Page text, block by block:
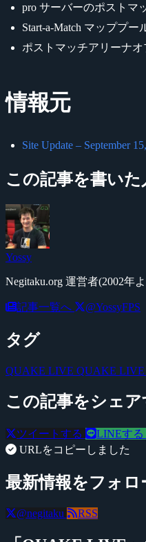
pro サーバーのポストマ
Start-a-Match マッププ
ポストマッチアリーナオ
情報元
Site Update – September
この記事を書いた
Yossy
Negitaku.org 運営者(2002年
記事一覧へ @YossyFPS
タグ
QUAKE LIVE QUAKE LIVE
この記事をシェア
ツイートする LINEする
URLをコピーしました
最新情報をフォロ
@negitaku RSS